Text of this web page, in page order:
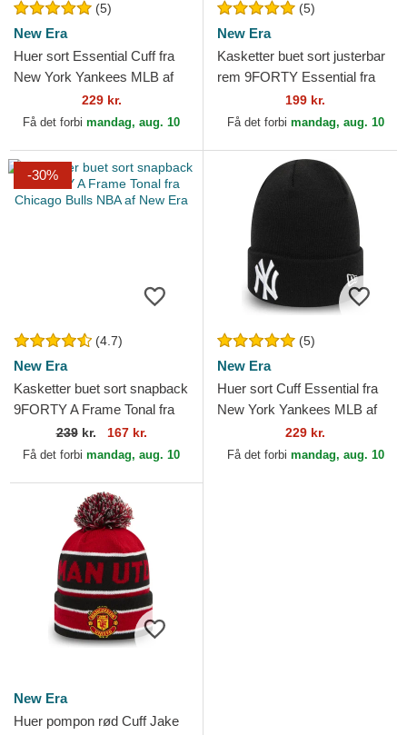
(5)
New Era
Huer sort Essential Cuff fra
New York Yankees MLB af
229 kr.
Få det forbi mandag, aug. 10
(5)
New Era
Kasketter buet sort justerbar
rem 9FORTY Essential fra
Chicago Bulls NBA af New
Era
199 kr.
Få det forbi mandag, aug. 10
-30%
(4.7)
New Era
Kasketter buet sort snapback
9FORTY A Frame Tonal fra
Chicago Bulls NBA af New
Era
239kr. 167 kr.
Få det forbi mandag, aug. 10
(5)
New Era
Huer sort Cuff Essential fra
New York Yankees MLB af
229 kr.
Få det forbi mandag, aug. 10
New Era
Huer pompon rød Cuff Jake